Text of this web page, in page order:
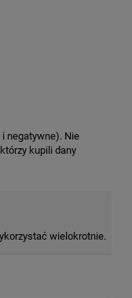
negatywne). Nie
kupili dany
wielokrotnie.